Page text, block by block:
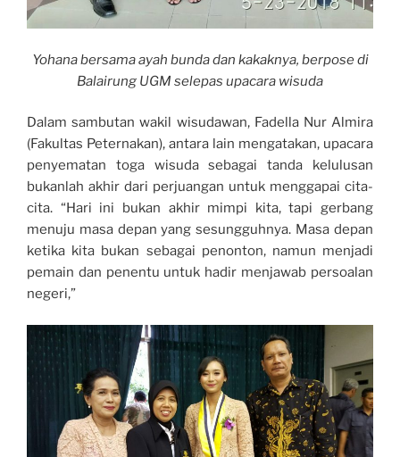
Yohana bersama ayah bunda dan kakaknya, berpose di
Balairung UGM selepas upacara wisuda
Dalam sambutan wakil wisudawan, Fadella Nur Almira
(Fakultas Peternakan), antara lain mengatakan, upacara
penyematan toga wisuda sebagai tanda kelulusan
bukanlah akhir dari perjuangan untuk menggapai cita-
cita. “Hari ini bukan akhir mimpi kita, tapi gerbang
menuju masa depan yang sesungguhnya. Masa depan
ketika kita bukan sebagai penonton, namun menjadi
pemain dan penentu untuk hadir menjawab persoalan
negeri,”